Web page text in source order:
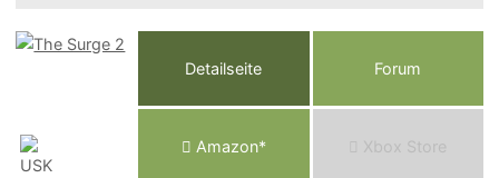
Detailseite Forum
Amazon* Xbox Store